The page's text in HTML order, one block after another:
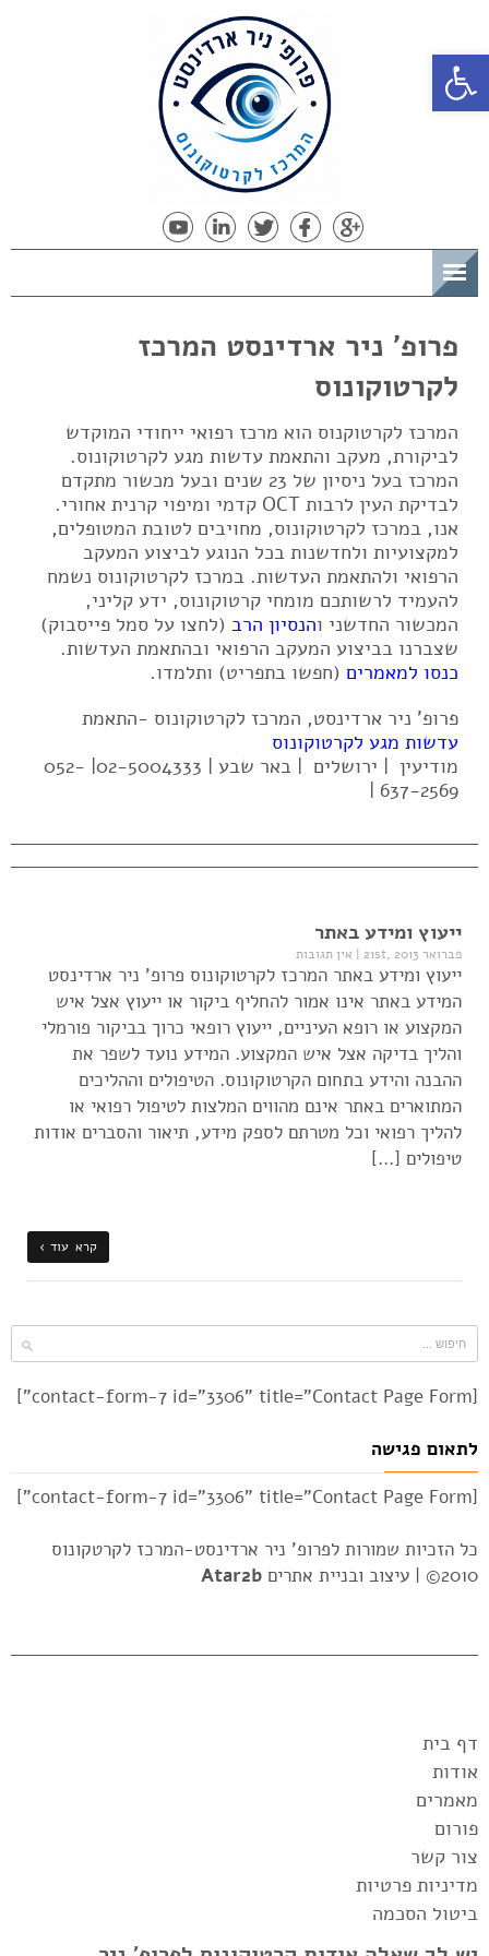
פתח סרגל נגישות
פרופ' ניר ארדינסט המרכז
לקרטוקונוס
המרכז לקרטוקנוס הוא מרכז רפואי ייחודי המוקדש
לביקורת, מעקב והתאמת עדשות מגע לקרטוקונוס.
המרכז בעל ניסיון של 23 שנים ובעל מכשור מתקדם
לבדיקת העין לרבות OCT קדמי ומיפוי קרנית אחורי.
אנו, במרכז לקרטוקונוס, מחויבים לטובת המטופלים,
למקצועיות ולחדשנות בכל הנוגע לביצוע המעקב
הרפואי ולהתאמת העדשות. במרכז לקרטוקונוס נשמח
להעמיד לרשותכם מומחי קרטוקונוס, ידע קליני,
המכשור החדשני והנסיון הרב (לחצו על סמל פייסבוק)
שצברנו בביצוע המעקב הרפואי ובהתאמת העדשות.
כנסו למאמרים (חפשו בתפריט) ותלמדו.
פרופ' ניר ארדינסט, המרכז לקרטוקונוס -התאמת
עדשות מגע לקרטוקונוס
מודיעין | ירושלים | באר שבע | 02-5004333| 052-
637-2569 |
ייעוץ ומידע באתר
פברואר 21st, 2013 | אין תגובות
ייעוץ ומידע באתר המרכז לקרטוקונוס פרופ' ניר ארדינסט
המידע באתר אינו אמור להחליף ביקור או ייעוץ אצל איש
המקצוע או רופא העיניים, ייעוץ רופאי כרוך בביקור פורמלי
והליך בדיקה אצל איש המקצוע. המידע נועד לשפר את
ההבנה והידע בתחום הקרטוקונוס. הטיפולים וההליכים
המתוארים באתר אינם מהווים המלצות לטיפול רפואי או
להליך רפואי וכל מטרתם לספק מידע, תיאור והסברים אודות
טיפולים […]
קרא עוד ›
[contact-form-7 id="3306" title="Contact Page Form"]
לתאום פגישה
[contact-form-7 id="3306" title="Contact Page Form"]
כל הזכיות שמורות לפרופ' ניר ארדינסט-המרכז לקרטקונוס
2010© |
עיצוב ובניית אתרים Atar2b
דף בית
אודות
מאמרים
פורום
צור קשר
מדיניות פרטיות
ביטול הסכמה